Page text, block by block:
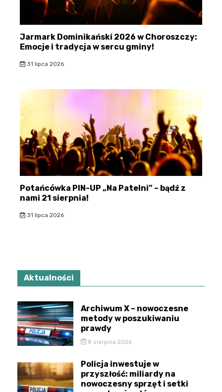
Jarmark Dominikański 2026 w Choroszczy:
Emocje i tradycja w sercu gminy!
31 lipca 2026
Potańcówka PIN-UP „Na Patelni” – bądź z
nami 21 sierpnia!
31 lipca 2026
Aktualności
Archiwum X – nowoczesne
metody w poszukiwaniu
prawdy
8 sierpnia 2026
Policja inwestuje w
przyszłość: miliardy na
nowoczesny sprzęt i setki